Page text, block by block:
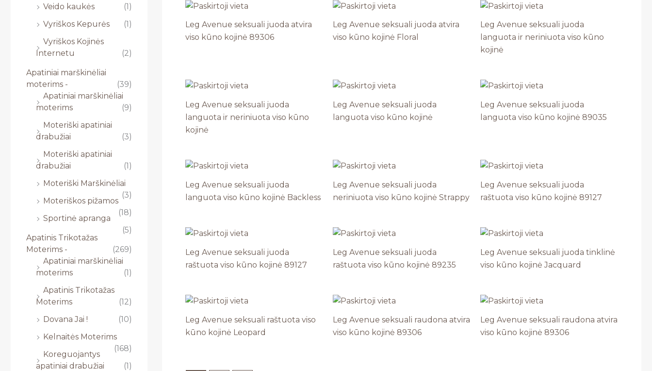
Veido kaukės
(1)
Vyriškos Kepurės
(1)
Vyriškos Kojinės
Internetu
(2)
Apatiniai marškinėliai
moterims -
(39)
Apatiniai marškinėliai
moterims
(9)
Moteriški apatiniai
drabužiai
(3)
Moteriški apatiniai
drabužiai
(1)
Moteriški Marškinėliai
(3)
Moteriškos pižamos
(18)
Sportinė apranga
(5)
Apatinis Trikotažas
Moterims -
(269)
Apatiniai marškinėliai
moterims
(1)
Apatinis Trikotažas
Moterims
(12)
Dovana Jai !
(10)
Kelnaitės Moterims
(168)
Koreguojantys
apatiniai drabužiai
(1)
Leg Avenue seksuali juoda atvira
viso kūno kojinė 89306
Leg Avenue seksuali juoda atvira
viso kūno kojinė Floral
Leg Avenue seksuali juoda
languota ir neriniuota viso kūno
kojinė
Leg Avenue seksuali juoda
languota ir neriniuota viso kūno
kojinė
Leg Avenue seksuali juoda
languota viso kūno kojinė
Leg Avenue seksuali juoda
languota viso kūno kojinė 89035
Leg Avenue seksuali juoda
languota viso kūno kojinė Backless
Leg Avenue seksuali juoda
neriniuota viso kūno kojinė Strappy
Leg Avenue seksuali juoda
raštuota viso kūno kojinė 89127
Leg Avenue seksuali juoda
raštuota viso kūno kojinė 89127
Leg Avenue seksuali juoda
raštuota viso kūno kojinė 89235
Leg Avenue seksuali juoda tinklinė
viso kūno kojinė Jacquard
Leg Avenue seksuali raštuota viso
kūno kojinė Leopard
Leg Avenue seksuali raudona atvira
viso kūno kojinė 89306
Leg Avenue seksuali raudona atvira
viso kūno kojinė 89306